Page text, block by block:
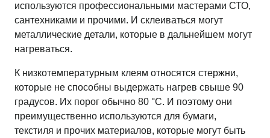
используются профессиональными мастерами СТО,
сантехниками и прочими. И склеиваться могут
металлические детали, которые в дальнейшем могут
нагреваться.
К низкотемпературным клеям относятся стержни,
которые не способны выдержать нагрев свыше 90
градусов. Их порог обычно 80 °C. И поэтому они
преимущественно используются для бумаги,
текстиля и прочих материалов, которые могут быть